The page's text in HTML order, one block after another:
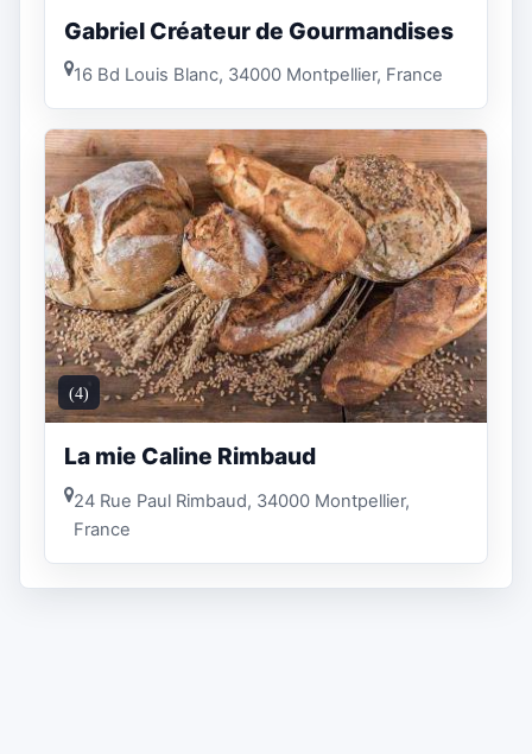
Gabriel Créateur de Gourmandises
16 Bd Louis Blanc, 34000 Montpellier, France
(4)
La mie Caline Rimbaud
24 Rue Paul Rimbaud, 34000 Montpellier,
France